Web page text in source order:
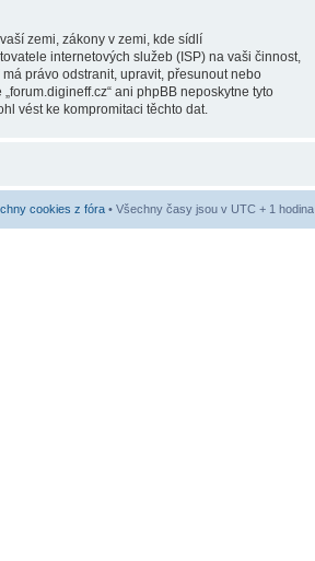
zemi, zákony v zemi, kde sídlí
internetových služeb (ISP) na vaši činnost,
právo odstranit, upravit, přesunout nebo
ani phpBB neposkytne tyto
vést ke kompromitaci těchto dat.
cookies z fóra• Všechny časy jsou v UTC + 1 hodina